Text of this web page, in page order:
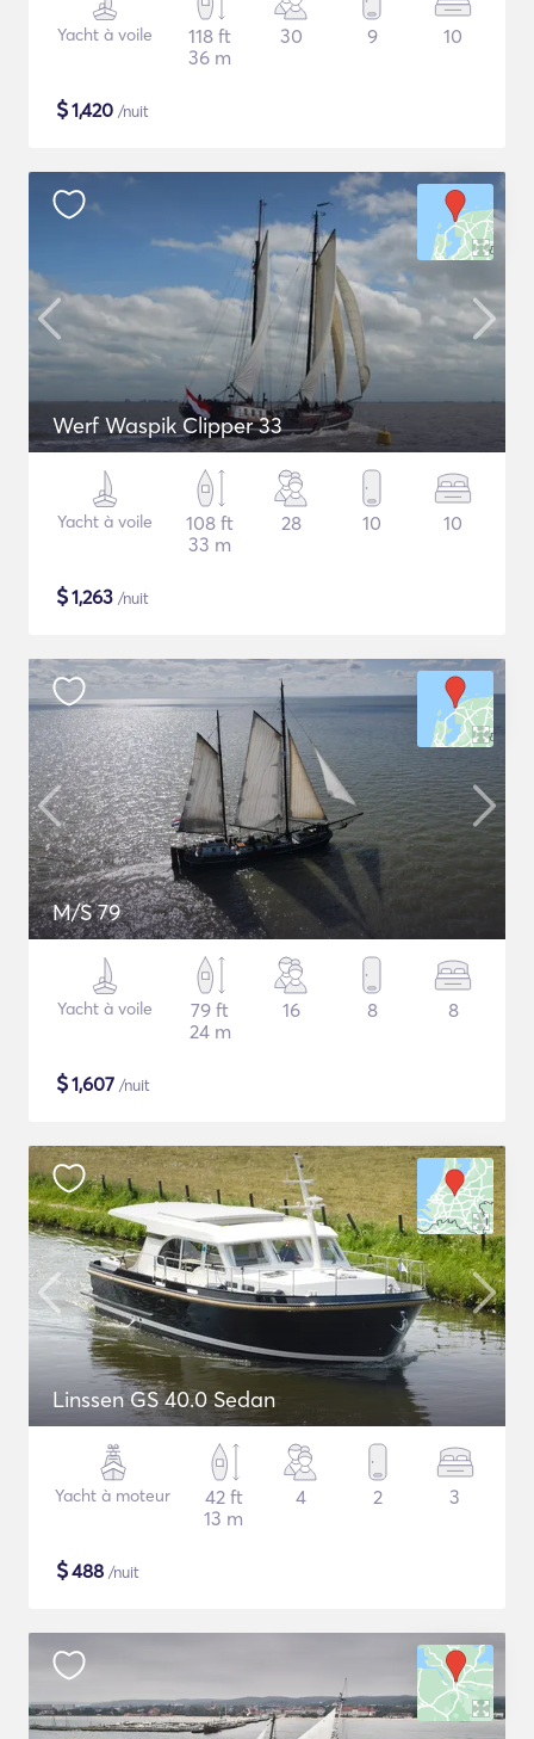
Yacht à voile
118 ft
36 m
30 9 10
$1,420 /nuit
Werf Waspik Clipper 33
Yacht à voile
108 ft
33 m
28 10 10
$1,263 /nuit
M/S 79
Yacht à voile
79 ft
24 m
16 8 8
$1,607 /nuit
Linssen GS 40.0 Sedan
Yacht à moteur
42 ft
13 m
4 2 3
$488 /nuit